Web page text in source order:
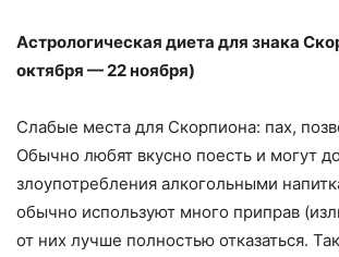
Астрологическая диета для знака
октября — 22 ноября)
Слабые места для Скорпиона: пах,
Обычно любят вкусно поесть и могут
злоупотребления алкогольными
обычно используют много приправ
от них лучше полностью отказаться.